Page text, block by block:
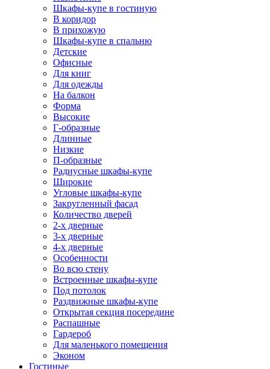
Шкафы-купе в гостиную
В коридор
В прихожую
Шкафы-купе в спальню
Детские
Офисные
Для книг
Для одежды
На балкон
Форма
Высокие
Г-образные
Длинные
Низкие
П-образные
Радиусные шкафы-купе
Широкие
Угловые шкафы-купе
Закругленный фасад
Количество дверей
2-х дверные
3-х дверные
4-х дверные
Особенности
Во всю стену
Встроенные шкафы-купе
Под потолок
Раздвижные шкафы-купе
Открытая секция посередине
Распашные
Гардероб
Для маленького помещения
Эконом
Гостиные